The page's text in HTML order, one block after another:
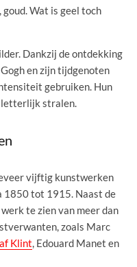
Wat is geel toch
Dankzij de ontdekking
en zijn tijdgenoten
gebruiken. Hun
letterlijk stralen.
vijftig kunstwerken
1850 tot 1915. Naast de
te zien van meer dan
zoals Marc
Klint, Edouard Manet en